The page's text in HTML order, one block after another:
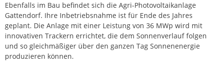
Ebenfalls im Bau befindet sich die Agri-Photovoltaikanlage
Gattendorf. Ihre Inbetriebsnahme ist für Ende des Jahres
geplant. Die Anlage mit einer Leistung von 36 MWp wird mit
innovativen Trackern errichtet, die dem Sonnenverlauf folgen
und so gleichmäßiger über den ganzen Tag Sonnenenergie
produzieren können.